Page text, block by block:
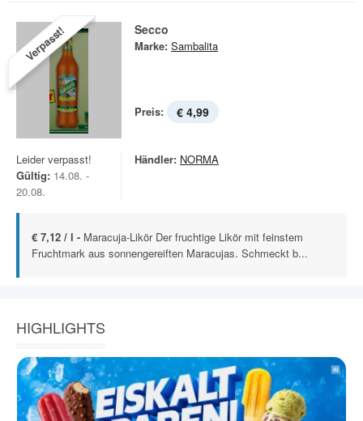
Verpasst! Secco
Marke: Sambalita
Preis: € 4,99
Leider verpasst!
Gültig: 14.08. -
20.08.
Händler: NORMA
€ 7,12 / l - Maracuja-Likör Der fruchtige Likör mit feinstem
Fruchtmark aus sonnengereiften Maracujas. Schmeckt b...
HIGHLIGHTS